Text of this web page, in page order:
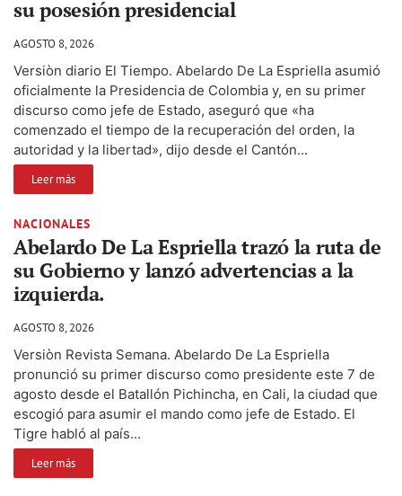
su posesión presidencial
AGOSTO 8, 2026
Versiòn diario El Tiempo. Abelardo De La Espriella asumió
oficialmente la Presidencia de Colombia y, en su primer
discurso como jefe de Estado, aseguró que «ha
comenzado el tiempo de la recuperación del orden, la
autoridad y la libertad», dijo desde el Cantón...
Leer más
NACIONALES
Abelardo De La Espriella trazó la ruta de
su Gobierno y lanzó advertencias a la
izquierda.
AGOSTO 8, 2026
Versiòn Revista Semana. Abelardo De La Espriella
pronunció su primer discurso como presidente este 7 de
agosto desde el Batallón Pichincha, en Cali, la ciudad que
escogió para asumir el mando como jefe de Estado. El
Tigre habló al país...
Leer más